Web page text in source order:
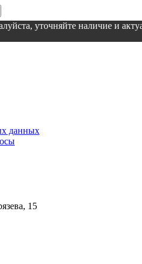
уточняйте наличие и
данных
15